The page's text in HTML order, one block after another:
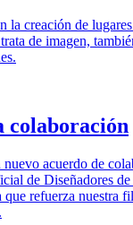
la creación de
de imagen,
colaboración
acuerdo de
de Diseñadores
refuerza nuestra